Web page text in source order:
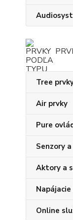
Tree
Air prvky
Pure
Senzory
Aktory a
Online